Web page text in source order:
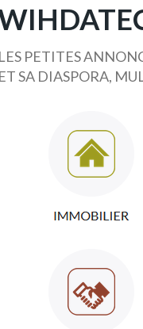
PETITES
SA DIASPORA,